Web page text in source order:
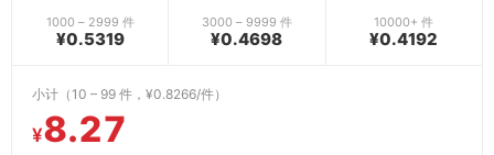
1000 – 2999 件
¥0.5319
3000 – 9999 件
¥0.4698
10000+ 件
¥0.4192
小计（10 – 99 件，¥0.8266/件）
¥8.27